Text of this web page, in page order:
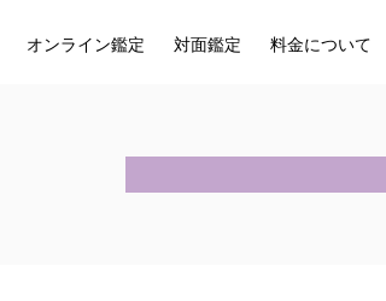
オンライン鑑定 対面鑑定 料金について